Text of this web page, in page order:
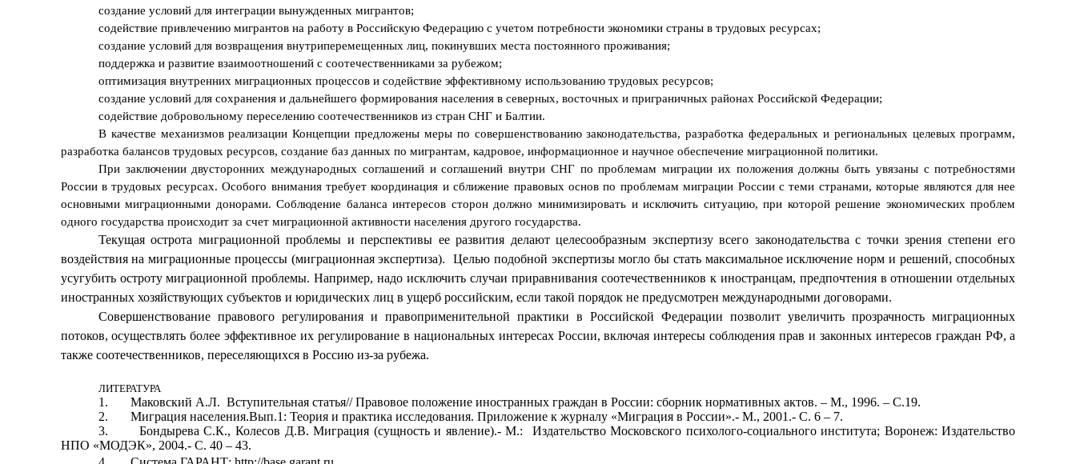
создание условий для интеграции вынужденных мигрантов;
содействие привлечению мигрантов на работу в Российскую Федерацию с учетом потребности экономики страны в трудовых ресурсах;
создание условий для возвращения внутриперемещенных лиц, покинувших места постоянного проживания;
поддержка и развитие взаимоотношений с соотечественниками за рубежом;
оптимизация внутренних миграционных процессов и содействие эффективному использованию трудовых ресурсов;
создание условий для сохранения и дальнейшего формирования населения в северных, восточных и приграничных районах Российской Федерации;
содействие добровольному переселению соотечественников из стран СНГ и Балтии.
В качестве механизмов реализации Концепции предложены меры по совершенствованию законодательства, разработка федеральных и региональных целевых программ,
разработка балансов трудовых ресурсов, создание баз данных по мигрантам, кадровое, информационное и научное обеспечение миграционной политики.
При заключении двусторонних международных соглашений и соглашений внутри СНГ по проблемам миграции их положения должны быть увязаны с потребностями
России в трудовых ресурсах. Особого внимания требует координация и сближение правовых основ по проблемам миграции России с теми странами, которые являются для нее
основными миграционными донорами. Соблюдение баланса интересов сторон должно минимизировать и исключить ситуацию, при которой решение экономических проблем
одного государства происходит за счет миграционной активности населения другого государства.
Текущая острота миграционной проблемы и перспективы ее развития делают целесообразным экспертизу всего законодательства с точки зрения степени его
воздействия на миграционные процессы (миграционная экспертиза).
Целью подобной экспертизы могло бы стать максимальное исключение норм и решений, способных
усугубить остроту миграционной проблемы. Например, надо исключить случаи приравнивания соотечественников к иностранцам, предпочтения в отношении отдельных
иностранных хозяйствующих субъектов и юридических лиц в ущерб российским, если такой порядок не предусмотрен международными договорами.
Совершенствование правового регулирования и правоприменительной практики в Российской Федерации позволит увеличить прозрачность миграционных
потоков, осуществлять более эффективное их регулирование в национальных интересах России, включая интересы соблюдения прав и законных интересов граждан РФ, а
также соотечественников, переселяющихся в Россию из-за рубежа.
ЛИТЕРАТУРА
1. Маковский А.Л. Вступительная статья// Правовое положение иностранных граждан в России: сборник нормативных актов. – М., 1996. – С.19.
2.
Миграция населения.Вып.1: Теория и практика исследования. Приложение к журналу «Миграция в России».- М., 2001.- С. 6 – 7.
3.
Бондырева С.К., Колесов Д.В. Миграция (сущность и явление).- М.:
Издательство Московского психолого-социального института; Воронеж: Издательство
НПО «МОДЭК», 2004.- С. 40 – 43.